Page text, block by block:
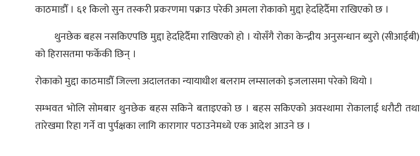
काठमाडौँ । ६१ किलो सुन तस्करी प्रकरणमा पक्राउ परेकी अमला रोकाको मुद्दा हेर्दाहेर्दैमा राखिएको छ ।
थुनछेक बहस नसकिएपछि मुद्दा हेर्दाहेर्दैमा राखिएको हो । योसँगै रोका केन्द्रीय अनुसन्धान ब्युरो (सीआईबी)
को हिरासतमा फर्केकी छिन् ।
रोकाको मुद्दा काठमाडौँ जिल्ला अदालतका न्यायाधीश बलराम लम्सालको इजलासमा परेको थियो ।
सम्भवत भोलि सोमबार थुनछेक बहस सकिने बताइएको छ । बहस सकिएको अवस्थामा रोकालाई धरौटी तथा
तारेखमा रिहा गर्ने वा पुर्पक्षका लागि कारागार पठाउनेमध्ये एक आदेश आउने छ ।